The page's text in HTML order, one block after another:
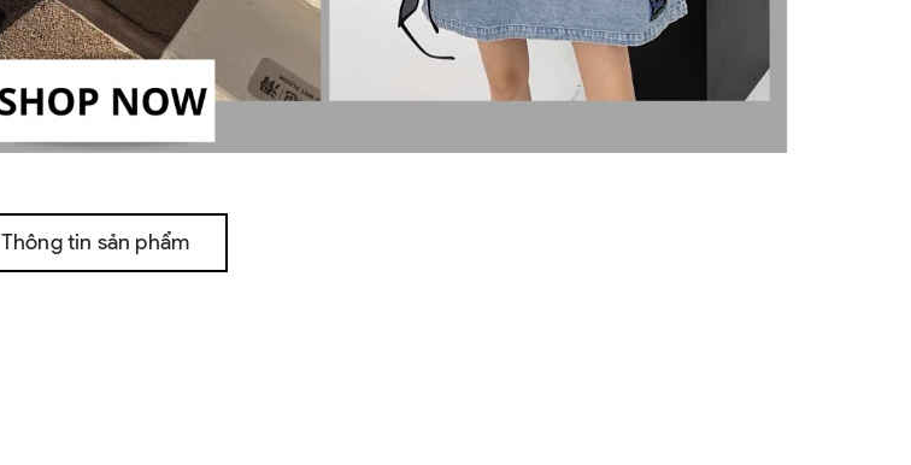
Thông tin sản phẩm